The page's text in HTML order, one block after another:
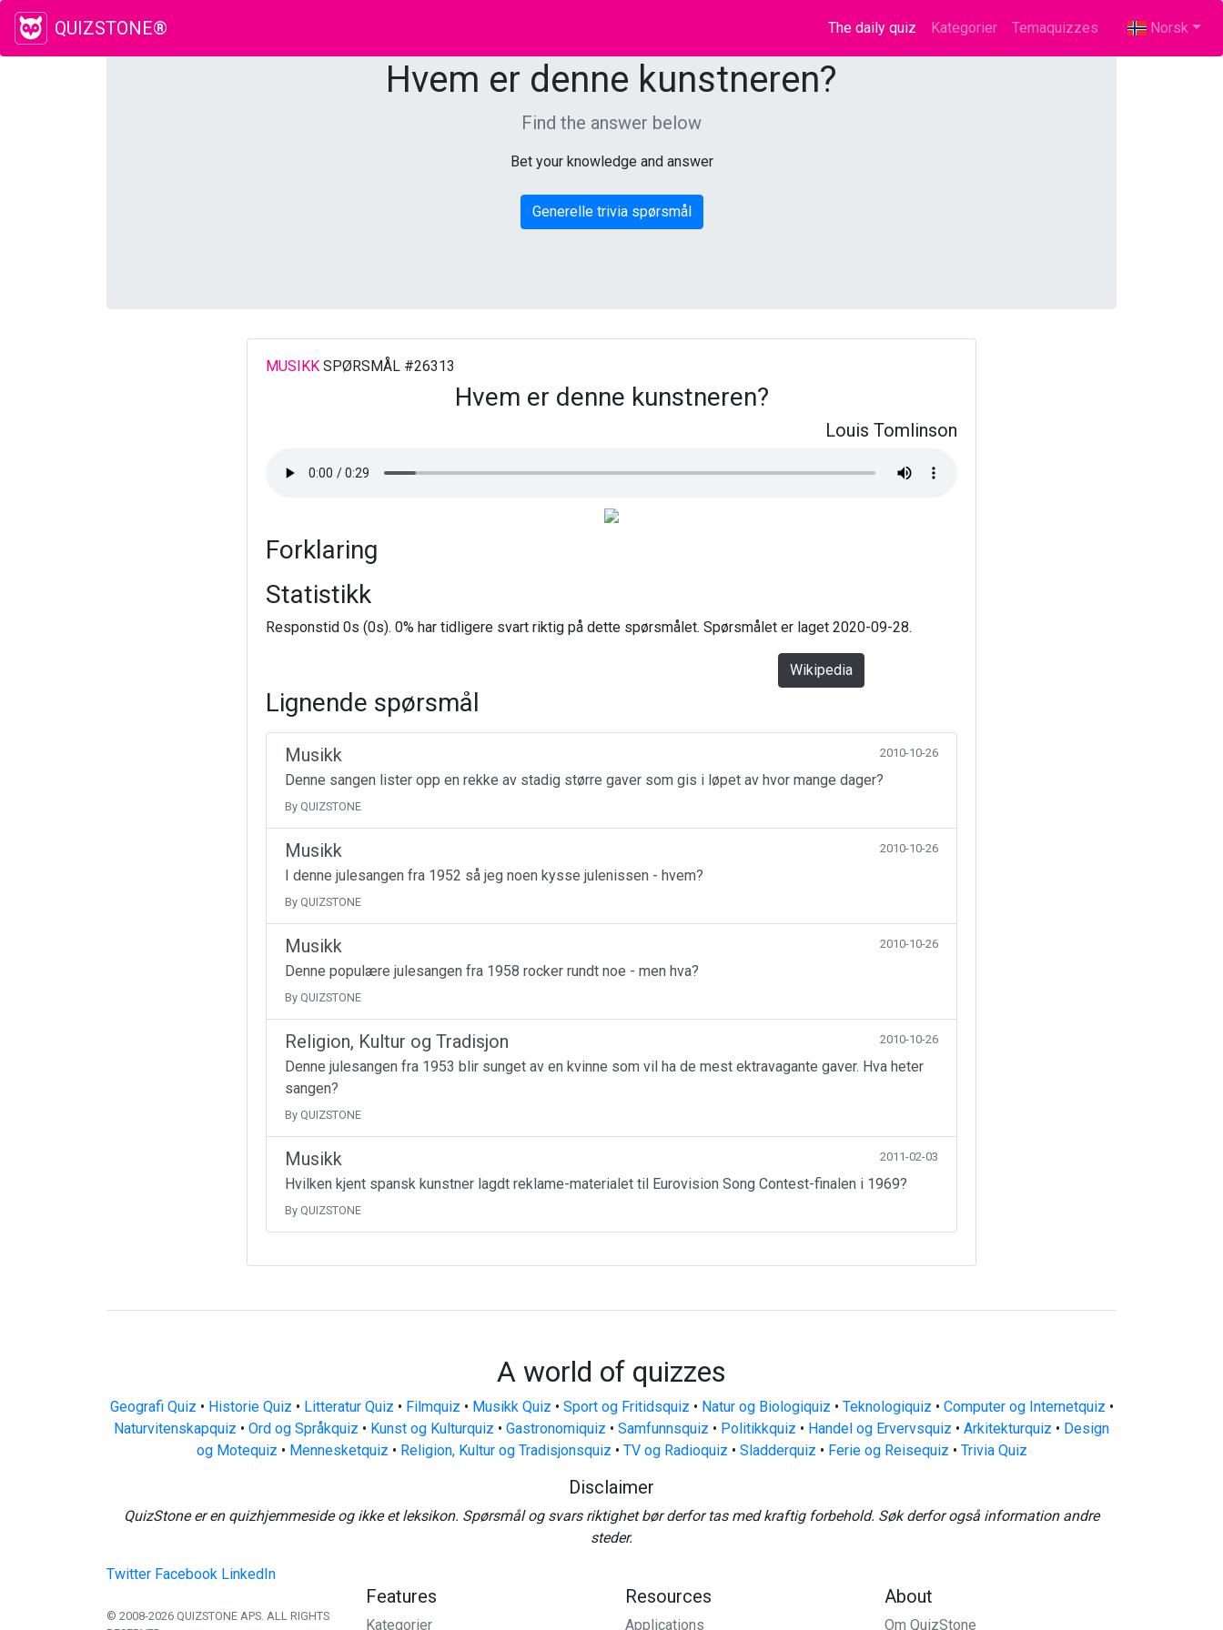
QUIZSTONE® The daily quiz (current)
Kategorier Temaquizzes Norsk
Hvem er denne kunstneren?
Find the answer below
Bet your knowledge and answer
Generelle trivia spørsmål
MUSIKKSPØRSMÅL #26313
Hvem er denne kunstneren?
Louis Tomlinson
Forklaring
Statistikk
Responstid 0s (0s). 0% har tidligere svart riktig på dette spørsmålet. Spørsmålet er laget 2020-09-28.
Wikipedia
Lignende spørsmål
Musikk 2010-10-26
Denne sangen lister opp en rekke av stadig større gaver som gis i løpet av hvor mange dager?
By QUIZSTONE
Musikk 2010-10-26
I denne julesangen fra 1952 så jeg noen kysse julenissen - hvem?
By QUIZSTONE
Musikk 2010-10-26
Denne populære julesangen fra 1958 rocker rundt noe - men hva?
By QUIZSTONE
Religion, Kultur og Tradisjon 2010-10-26
Denne julesangen fra 1953 blir sunget av en kvinne som vil ha de mest ektravagante gaver. Hva heter
sangen?
By QUIZSTONE
Musikk 2011-02-03
Hvilken kjent spansk kunstner lagdt reklame-materialet til Eurovision Song Contest-finalen i 1969?
By QUIZSTONE
A world of quizzes
Geografi Quiz • Historie Quiz • Litteratur Quiz • Filmquiz • Musikk Quiz • Sport og Fritidsquiz • Natur og Biologiquiz • Teknologiquiz • Computer og Internetquiz •
Naturvitenskapquiz • Ord og Språkquiz • Kunst og Kulturquiz • Gastronomiquiz • Samfunnsquiz • Politikkquiz • Handel og Ervervsquiz • Arkitekturquiz • Design
og Motequiz • Mennesketquiz • Religion, Kultur og Tradisjonsquiz • TV og Radioquiz • Sladderquiz • Ferie og Reisequiz • Trivia Quiz
Disclaimer
QuizStone er en quizhjemmeside og ikke et leksikon. Spørsmål og svars riktighet bør derfor tas med kraftig forbehold. Søk derfor også information andre
steder.
Twitter Facebook LinkedIn
© 2008-2026 QUIZSTONE APS. ALL RIGHTS
Features
Kategorier
Resources
Applications
About
Om QuizStone